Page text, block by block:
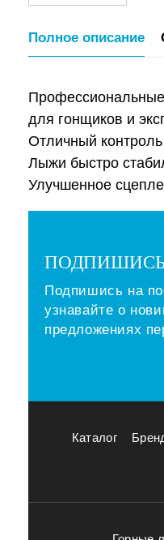
Полное описание
для гонщиков и
Отличный
Лыжи быстро
Улучшенное
Подпишись на
узнавайте о
предложениях
Каталог